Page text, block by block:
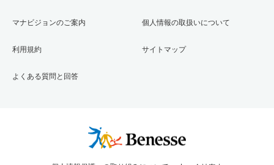
マナビジョンのご案内
利用規約
よくある質問と回答
個人情報の取扱いについて
サイトマップ